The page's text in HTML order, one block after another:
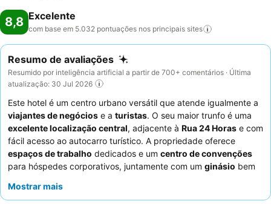
8,8 Excelente
com base em 5.032 pontuações nos principais sites
Resumo de avaliações
Resumido por inteligência artificial a partir de 700+ comentários · Última
atualização: 30 Jul 2026
Este hotel é um centro urbano versátil que atende igualmente a
viajantes de negócios e a turistas. O seu maior trunfo é uma
excelente localização central, adjacente à Rua 24 Horas e com
fácil acesso ao autocarro turístico. A propriedade oferece
espaços de trabalho dedicados e um centro de convenções
para hóspedes corporativos, juntamente com um ginásio bem
hóspedes elogiam consistentemente o excecional
Mostrar mais